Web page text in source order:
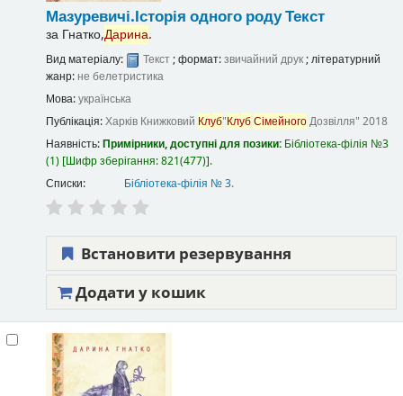
Мазуревичі.Історія одного родуТекст
за Гнатко,Дарина.
Вид матеріалу: Текст; формат:звичайний друк; літературний
жанр: не белетристика
Мова:українська
Публікація:Харків Книжковий Клуб"КлубСімейногоДозвілля" 2018
Наявність:Примірники, доступні для позики: Бібліотека-філія №3
(1) Шифр зберігання:821(477) .
Списки:
Бібліотека-філія № 3.
Встановити резервування
Додати у кошик